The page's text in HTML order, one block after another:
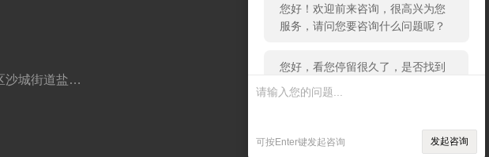
您好，看您停留很久了，是否找到
了需求产品，您可以直接在线与我
可按Enter键发起咨询 发起咨询
浙江省温州市经济技术开发区沙城街道盐灶路
号
二
码